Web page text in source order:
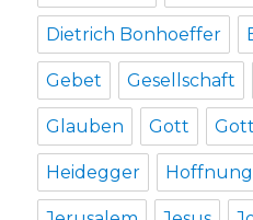
Dietrich Bonhoeffer
Gebet Gesellschaft
Glauben Gott
Heidegger Hoffnung